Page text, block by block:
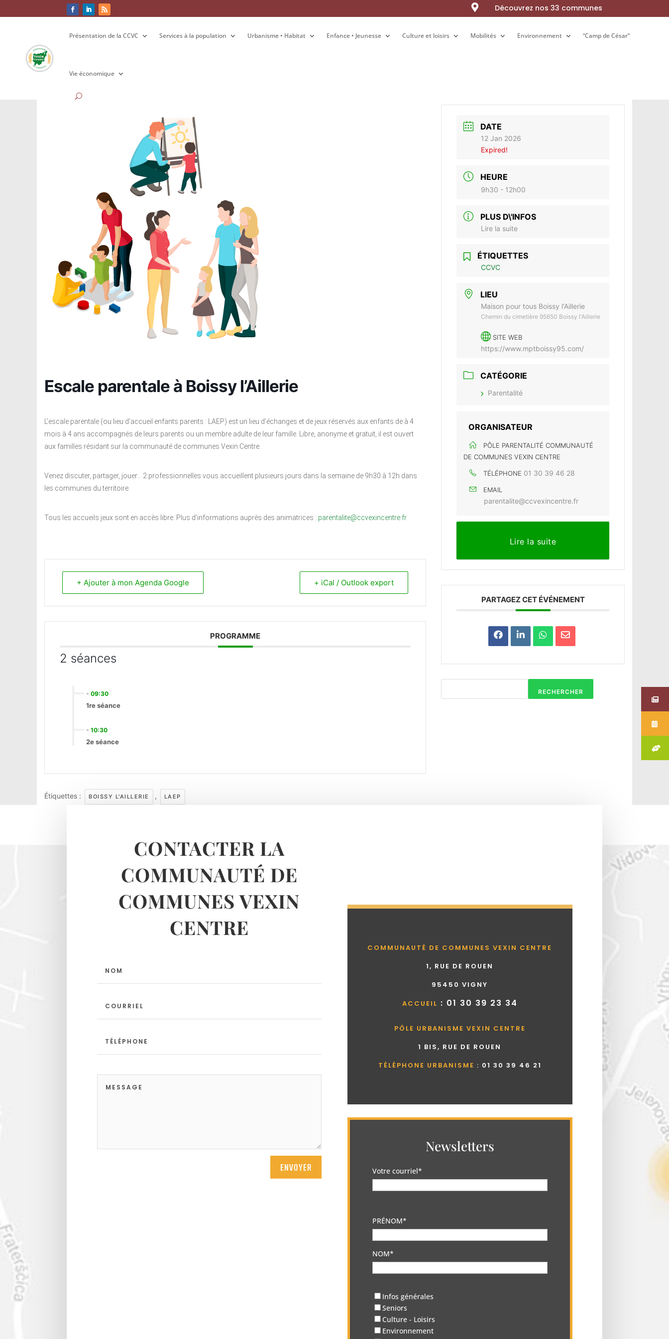
 Découvrez nos 33 communes
Présentation de la CCVC Services à la population Urbanisme • Habitat Enfance • Jeunesse Culture et loisirs Mobilités Environnement “Camp de César”
Vie économique
Présentation de la CCVC Services à la population Urbanisme • Habitat Enfance • Jeunesse Culture et loisirs Mobilités Environnement “Camp de César”
Vie économique
Escale parentale à Boissy l’Aillerie
L’escale parentale (ou lieu d’accueil enfants parents : LAEP) est un lieu d’échanges et de jeux réservés aux enfants de à 4
mois à 4 ans accompagnés de leurs parents ou un membre adulte de leur famille. Libre, anonyme et gratuit, il est ouvert
aux familles résidant sur la communauté de communes Vexin Centre.
Venez discuter, partager, jouer… 2 professionnelles vous accueillent plusieurs jours dans la semaine de 9h30 à 12h dans
les communes du territoire.
Tous les accueils jeux sont en accès libre. Plus d’informations auprès des animatrices : parentalite@ccvexincentre.fr
+ Ajouter à mon Agenda Google + iCal / Outlook export
PROGRAMME
2 séances
- 09:30
1re séance
- 10:30
2e séance
Étiquettes : BOISSY L'AILLERIE , LAEP
DATE
12 Jan 2026
Expired!
HEURE
9h30 - 12h00
PLUS D\'INFOS
Lire la suite
ÉTIQUETTES
CCVC
LIEU
Maison pour tous Boissy l'Aillerie
Chemin du cimetière 95650 Boissy l'Aillerie
SITE WEB
https://www.mptboissy95.com/
CATÉGORIE
Parentalité
ORGANISATEUR
PÔLE PARENTALITÉ COMMUNAUTÉ
DE COMMUNES VEXIN CENTRE
TÉLÉPHONE 01 30 39 46 28
EMAIL
parentalite@ccvexincentre.fr
Lire la suite
PARTAGEZ CET ÉVÉNEMENT
RECHERCHER
CONTACTER LA
COMMUNAUTÉ DE
COMMUNES VEXIN
CENTRE
ENVOYER
COMMUNAUTÉ DE COMMUNES VEXIN CENTRE
1, RUE DE ROUEN
95450 VIGNY
ACCUEIL : 01 30 39 23 34
PÔLE URBANISME VEXIN CENTRE
1 BIS, RUE DE ROUEN
TÉLÉPHONE URBANISME : 01 30 39 46 21
Newsletters
Votre courriel*
PRÉNOM*
NOM*
Infos générales
Seniors
Culture - Loisirs
Environnement